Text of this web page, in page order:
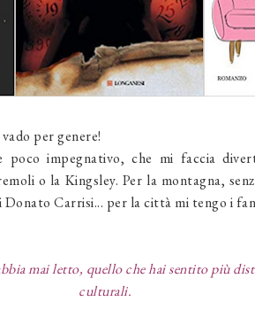
per genere!
impegnativo, che mi faccia
o la Kingsley. Per la montagna,
Carrisi... per la città mi tengo i
mai letto, quello che hai sentito più
culturali.